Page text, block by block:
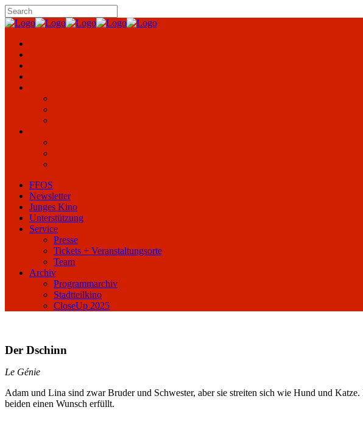
FFOS
Newsletter
Junges Kino
Unterstützung
Service
Presse
Tickets + Veranstaltungsorte
Team
Archiv
Programmarchiv
Stadtteilkino
CloseUp 2025
Der Dschinn
Le Génie
Adam und Lina sind zwar Bruder und Schwester, aber sie streiten sich wie Hund und
beiden einen Wunsch erfüllt.